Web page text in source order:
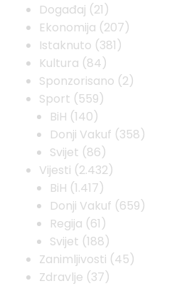
Događaj (21)
Ekonomija (207)
Istaknuto (381)
Kultura (84)
Sponzorisano (2)
Sport (559)
BiH (140)
Donji Vakuf (358)
Svijet (86)
Vijesti (2.432)
BiH (1.417)
Donji Vakuf (659)
Regija (61)
Svijet (188)
Zanimljivosti (45)
Zdravlje (37)